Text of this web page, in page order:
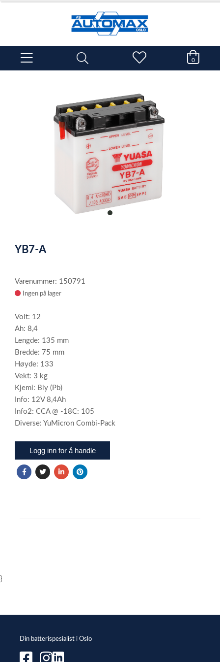
0
item
of
YB7-A
Varenummer: 150791
Ingen på lager
Volt: 12
Ah: 8,4
Lengde: 135 mm
Bredde: 75 mm
Høyde: 133
Vekt: 3 kg
Kjemi: Bly (Pb)
Info: 12V 8,4Ah
Info2: CCA @ -18C: 105
Diverse: YuMicron Combi-Pack
Logg inn for å handle
}
Din batterispesialist i Oslo